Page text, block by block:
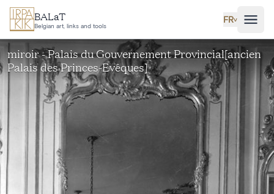
Aller au contenu principal
BALaT
Belgian art, links and tools
FR˅
miroir - Palais du Gouvernement Provincial[ancien
Palais des Princes-Evêques]